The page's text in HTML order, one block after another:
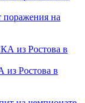
на
из Ростова в